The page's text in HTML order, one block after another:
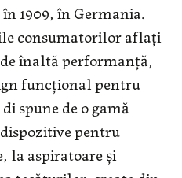
1909, în Germania.
consumatorilor aflați
înaltă performanță,
funcțional pentru
spune de o gamă
pentru
la aspiratoare și